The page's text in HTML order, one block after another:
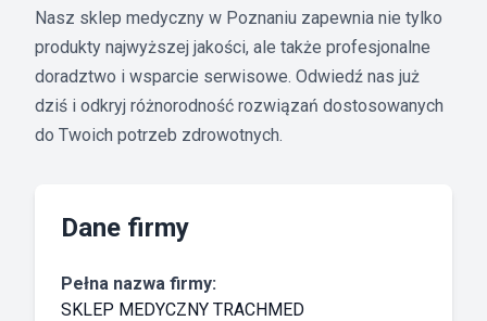
Nasz sklep medyczny w Poznaniu zapewnia nie tylko
produkty najwyższej jakości, ale także profesjonalne
doradztwo i wsparcie serwisowe. Odwiedź nas już
dziś i odkryj różnorodność rozwiązań dostosowanych
do Twoich potrzeb zdrowotnych.
Dane firmy
Pełna nazwa firmy:
SKLEP MEDYCZNY TRACHMED